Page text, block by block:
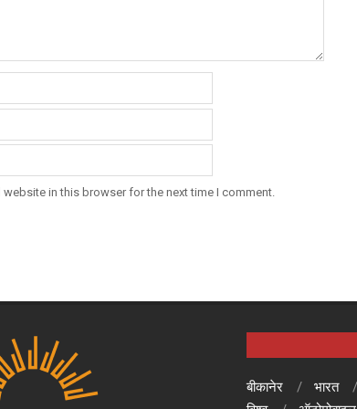
website in this browser for the next time I comment.
बीकानेर भारत